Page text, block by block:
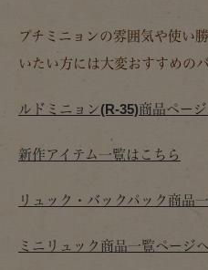
プチミニョンの雰囲気や使い
いたい方には大変おすすめのバ
ルドミニョン(R-35)商品ペー
新作アイテム一覧はこちら
リュック・バックパック商品
ミニリュック商品一覧ページへ